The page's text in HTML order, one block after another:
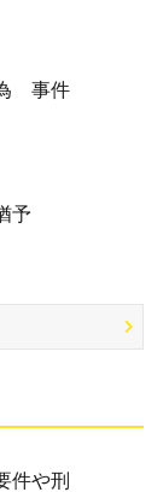
事件
予
件や刑